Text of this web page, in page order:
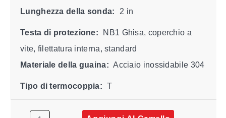
Lunghezza della sonda: 2 in
Testa di protezione:
NB1 Ghisa, coperchio a
vite, filettatura interna, standard
Materiale della guaina: Acciaio inossidabile 304
Tipo di termocoppia: T